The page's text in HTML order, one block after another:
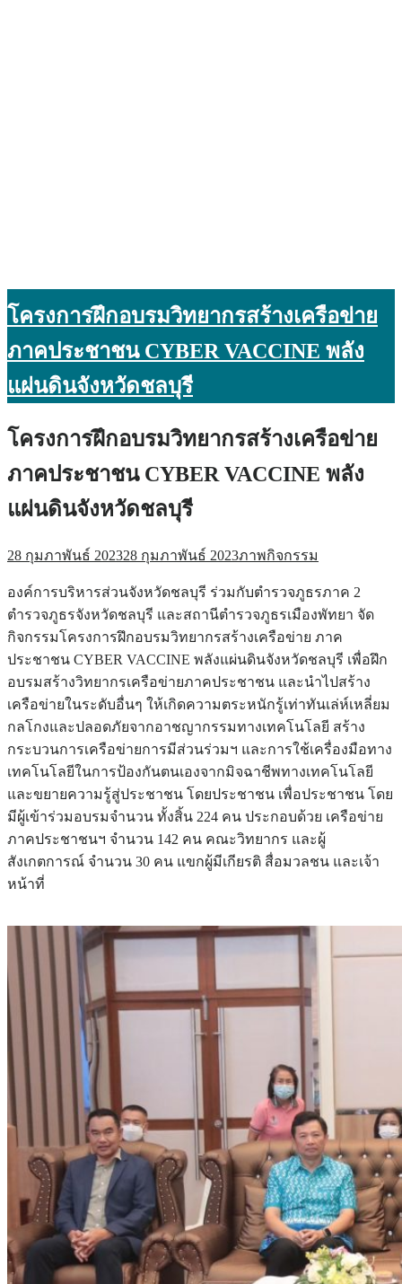
โครงการฝึกอบรมวิทยากรสร้างเครือข่าย
ภาคประชาชน CYBER VACCINE พลัง
แผ่นดินจังหวัดชลบุรี
โครงการฝึกอบรมวิทยากรสร้างเครือข่าย
ภาคประชาชน CYBER VACCINE พลัง
แผ่นดินจังหวัดชลบุรี
28 กุมภาพันธ์ 202328 กุมภาพันธ์ 2023ภาพกิจกรรม
องค์การบริหารส่วนจังหวัดชลบุรี ร่วมกับตำรวจภูธรภาค 2
ตำรวจภูธรจังหวัดชลบุรี และสถานีตำรวจภูธรเมืองพัทยา จัด
กิจกรรมโครงการฝึกอบรมวิทยากรสร้างเครือข่าย ภาค
ประชาชน CYBER VACCINE พลังแผ่นดินจังหวัดชลบุรี เพื่อฝึก
อบรมสร้างวิทยากรเครือข่ายภาคประชาชน และนำไปสร้าง
เครือข่ายในระดับอื่นๆ ให้เกิดความตระหนักรู้เท่าทันเล่ห์เหลี่ยม
กลโกงและปลอดภัยจากอาชญากรรมทางเทคโนโลยี สร้าง
กระบวนการเครือข่ายการมีส่วนร่วมฯ และการใช้เครื่องมือทาง
เทคโนโลยีในการป้องกันตนเองจากมิจฉาชีพทางเทคโนโลยี
และขยายความรู้สู่ประชาชน โดยประชาชน เพื่อประชาชน โดย
มีผู้เข้าร่วมอบรมจำนวน ทั้งสิ้น 224 คน ประกอบด้วย เครือข่าย
ภาคประชาชนฯ จำนวน 142 คน คณะวิทยากร และผู้
สังเกตการณ์ จำนวน 30 คน แขกผู้มีเกียรติ สื่อมวลชน และเจ้า
หน้าที่